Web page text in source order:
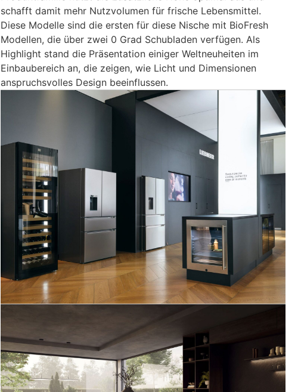
schafft damit mehr Nutzvolumen für frische Lebensmittel.
Diese Modelle sind die ersten für diese Nische mit BioFresh
Modellen, die über zwei 0 Grad Schubladen verfügen. Als
Highlight stand die Präsentation einiger Weltneuheiten im
Einbaubereich an, die zeigen, wie Licht und Dimensionen
anspruchsvolles Design beeinflussen.